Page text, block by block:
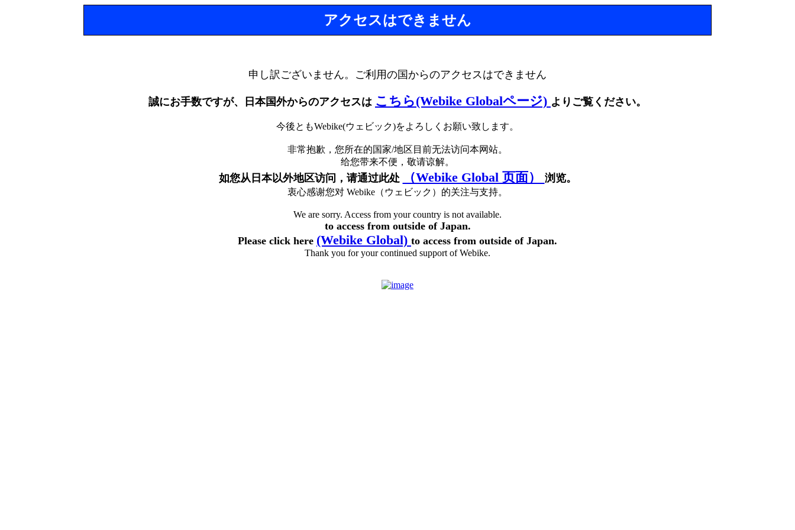
アクセスはできません
申し訳ございません。ご利用の国からのアクセスはできません
誠にお手数ですが、日本国外からのアクセスは こちら(Webike Globalページ) よりご覧ください。
今後ともWebike(ウェビック)をよろしくお願い致します。
非常抱歉，您所在的国家/地区目前无法访问本网站。
给您带来不便，敬请谅解。
如您从日本以外地区访问，请通过此处 （Webike Global 页面） 浏览。
衷心感谢您对 Webike（ウェビック）的关注与支持。
We are sorry. Access from your country is not available.
to access from outside of Japan.
Please click here (Webike Global) to access from outside of Japan.
Thank you for your continued support of Webike.